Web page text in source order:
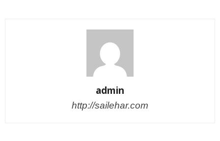
admin
http://sailehar.com